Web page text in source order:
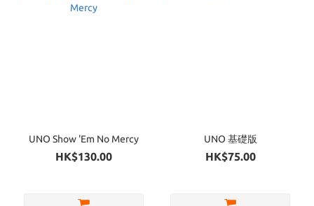
UNO Show 'Em No Mercy
HK$130.00
UNO 基礎版
HK$75.00